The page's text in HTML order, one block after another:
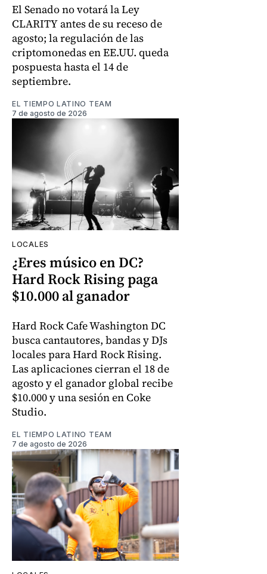
El Senado no votará la Ley
CLARITY antes de su receso de
agosto; la regulación de las
criptomonedas en EE.UU. queda
pospuesta hasta el 14 de
septiembre.
EL TIEMPO LATINO TEAM
7 de agosto de 2026
LOCALES
¿Eres músico en DC?
Hard Rock Rising paga
$10.000 al ganador
Hard Rock Cafe Washington DC
busca cantautores, bandas y DJs
locales para Hard Rock Rising.
Las aplicaciones cierran el 18 de
agosto y el ganador global recibe
$10.000 y una sesión en Coke
Studio.
EL TIEMPO LATINO TEAM
7 de agosto de 2026